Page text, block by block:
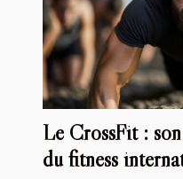
Le CrossFit :
du fitness